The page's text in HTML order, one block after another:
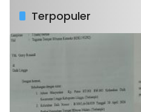
Terpopuler